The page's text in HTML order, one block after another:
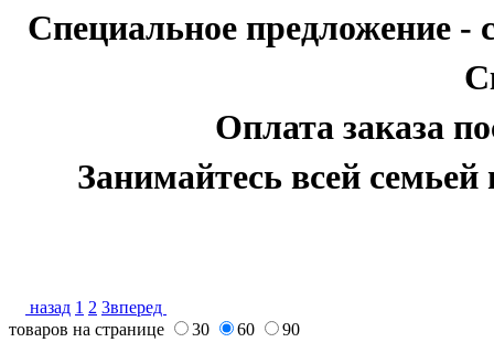
Специальное предложение
Оплата заказа
Занимайтесь всей
назад 1 2 3вперед
товаров на странице
30 60 90